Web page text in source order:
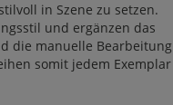
in Szene zu setzen.
und ergänzen das
die manuelle Bearbeitung
somit jedem Exemplar